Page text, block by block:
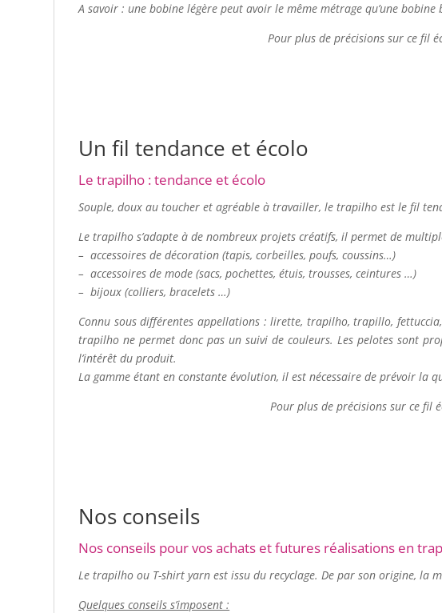
A savoir : une bobine légère peut avoir le même métrage qu’une
Pour plus de précisions sur ce fil
Un fil tendance et écolo
Le trapilho : tendance et écolo
Souple, doux au toucher et agréable à travailler, le trapilho est le fil
Le trapilho s’adapte à de nombreux projets créatifs, il permet de
– accessoires de décoration (tapis, corbeilles, poufs, coussins…)
– accessoires de mode (sacs, pochettes, étuis, trousses, ceintures …)
– bijoux (colliers, bracelets …)
Connu sous différentes appellations : lirette, trapilho, trapillo,
trapilho ne permet donc pas un suivi de couleurs. Les pelotes sont
l’intérêt du produit.
La gamme étant en constante évolution, il est nécessaire de prévoir la
Pour plus de précisions sur ce fil
Nos conseils
Nos conseils pour vos achats et futures réalisations en
Le trapilho ou T-shirt yarn est issu du recyclage. De par son origine, la
Quelques conseils s’imposent :